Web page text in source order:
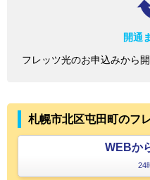
開通
フレッツ光のお申込みから
札幌市北区屯田町のフ
WEBか
24